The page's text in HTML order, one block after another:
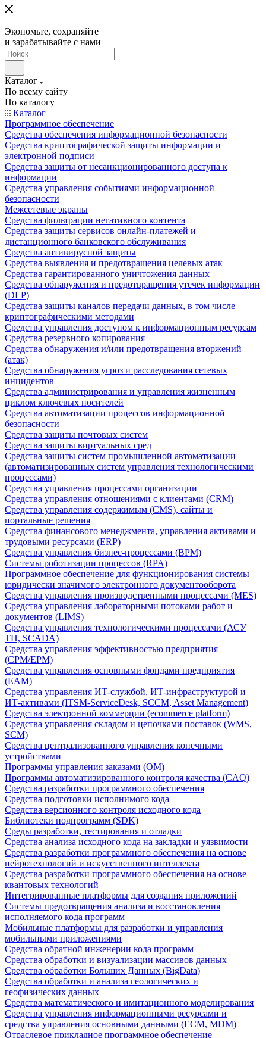
Экономьте, сохраняйте
и зарабатывайте с нами
Каталог
По всему сайту
По каталогу
Каталог
Программное обеспечение
Средства обеспечения информационной безопасности
Средства криптографической защиты информации и
электронной подписи
Средства защиты от несанкционированного доступа к
информации
Средства управления событиями информационной
безопасности
Межсетевые экраны
Средства фильтрации негативного контента
Средства защиты сервисов онлайн-платежей и
дистанционного банковского обслуживания
Средства антивирусной защиты
Средства выявления и предотвращения целевых атак
Средства гарантированного уничтожения данных
Средства обнаружения и предотвращения утечек информации
(DLP)
Средства защиты каналов передачи данных, в том числе
криптографическими методами
Средства управления доступом к информационным ресурсам
Средства резервного копирования
Средства обнаружения и/или предотвращения вторжений
(атак)
Средства обнаружения угроз и расследования сетевых
инцидентов
Средства администрирования и управления жизненным
циклом ключевых носителей
Средства автоматизации процессов информационной
безопасности
Средства защиты почтовых систем
Средства защиты виртуальных сред
Средства защиты систем промышленной автоматизации
(автоматизированных систем управления технологическими
процессами)
Средства управления процессами организации
Средства управления отношениями с клиентами (CRM)
Средства управления содержимым (CMS), сайты и
портальные решения
Средства финансового менеджмента, управления активами и
трудовыми ресурсами (ERP)
Средства управления бизнес-процессами (BPM)
Системы роботизации процессов (RPA)
Программное обеспечение для функционирования системы
юридически значимого электронного документооборота
Средства управления производственными процессами (MES)
Средства управления лабораторными потоками работ и
документов (LIMS)
Средства управления технологическими процессами (АСУ
ТП, SCADA)
Средства управления эффективностью предприятия
(CPM/EPM)
Средства управления основными фондами предприятия
(EAM)
Средства управления ИТ-службой, ИТ-инфраструктурой и
ИТ-активами (ITSM-ServiceDesk, SCCM, Asset Management)
Средства электронной коммерции (ecommerce platform)
Средства управления складом и цепочками поставок (WMS,
SCM)
Средства централизованного управления конечными
устройствами
Программы управления заказами (OM)
Программы автоматизированного контроля качества (CAQ)
Средства разработки программного обеспечения
Средства подготовки исполнимого кода
Средства версионного контроля исходного кода
Библиотеки подпрограмм (SDK)
Среды разработки, тестирования и отладки
Средства анализа исходного кода на закладки и уязвимости
Средства разработки программного обеспечения на основе
нейротехнологий и искусственного интеллекта
Средства разработки программного обеспечения на основе
квантовых технологий
Интегрированные платформы для создания приложений
Системы предотвращения анализа и восстановления
исполняемого кода программ
Мобильные платформы для разработки и управления
мобильными приложениями
Средства обратной инженерии кода программ
Средства обработки и визуализации массивов данных
Средства обработки Больших Данных (BigData)
Средства обработки и анализа геологических и
геофизических данных
Средства математического и имитационного моделирования
Средства управления информационными ресурсами и
средства управления основными данными (ECM, MDM)
Отраслевое прикладное программное обеспечение